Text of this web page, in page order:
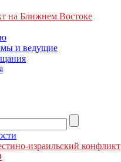
на Ближнем Востоке
и ведущие
израильский конфликт